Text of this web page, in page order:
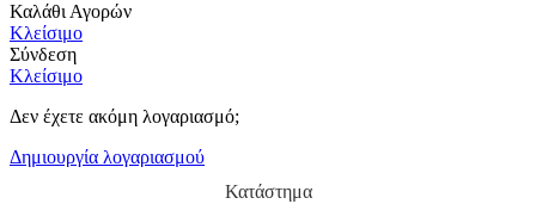
Καλάθι Αγορών
Κλείσιμο
Σύνδεση
Κλείσιμο
Δεν έχετε ακόμη λογαριασμό;
Δημιουργία λογαριασμού
Κατάστημα